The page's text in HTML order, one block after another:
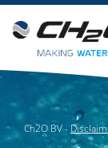
Ch2O BV -